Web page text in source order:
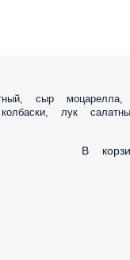
сыр
колбаски, лук